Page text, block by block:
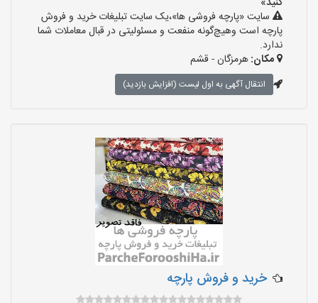
سایت «پارچه فروشی ها»،یک سایت تبلیغات خرید و فروش
پارچه است وهیچ‌گونه منفعت و مسئولیتی در قبال معاملات شما
ندارد.
مکان:هرمزگان - قشم
انتقال آگهی به اول لیست (افزایش بازدید)
خرید و فروش پارچه